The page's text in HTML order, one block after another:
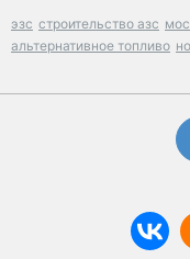
эзс строительство азс
альтернативное топливо